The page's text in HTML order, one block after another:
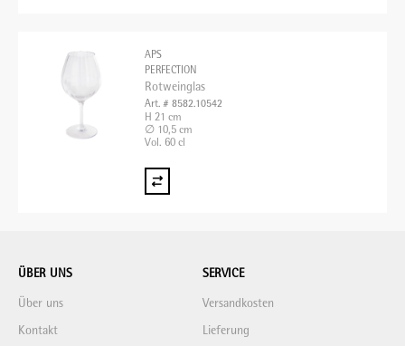
APS
PERFECTION
Rotweinglas
Art. # 8582.10542
H 21 cm
∅ 10,5 cm
Vol. 60 cl
ÜBER UNS
Über uns
Kontakt
SERVICE
Versandkosten
Lieferung